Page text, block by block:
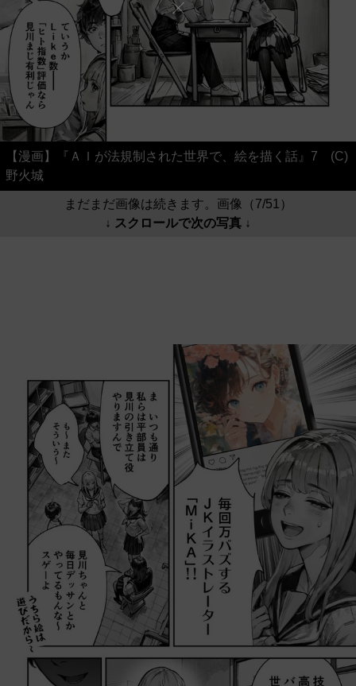
【漫画】『ＡＩが法規制された世界で、絵を描く話』7 (C)
野火城
まだまだ画像は続きます。画像（7/51）
↓ スクロールで次の写真 ↓